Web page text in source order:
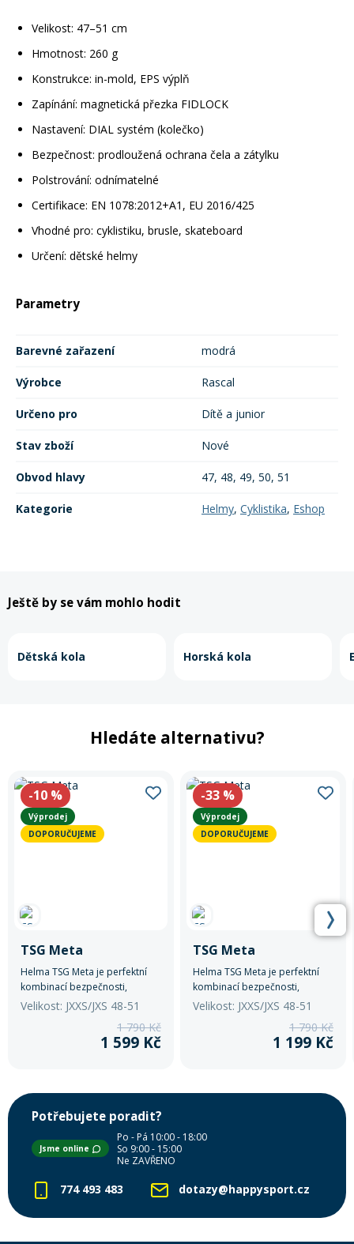
Velikost: 47–51 cm
Hmotnost: 260 g
Konstrukce: in-mold, EPS výplň
Zapínání: magnetická přezka FIDLOCK
Nastavení: DIAL systém (kolečko)
Bezpečnost: prodloužená ochrana čela a zátylku
Polstrování: odnímatelné
Certifikace: EN 1078:2012+A1, EU 2016/425
Vhodné pro: cyklistiku, brusle, skateboard
Určení: dětské helmy
Parametry
Barevné zařazení modrá
Výrobce Rascal
Určeno pro Dítě a junior
Stav zboží Nové
Obvod hlavy 47, 48, 49, 50, 51
Kategorie Helmy, Cyklistika, Eshop
Ještě by se vám mohlo hodit
Dětská kola Horská kola
Hledáte alternativu?
-10 %
Výprodej
DOPORUČUJEME
TSG Meta
Helma TSG Meta je perfektní
kombinací bezpečnosti,
komfortu a stylu.
Velikost: JXXS/JXS 48-51
1 790 Kč
1 599 Kč
-33 %
Výprodej
DOPORUČUJEME
TSG Meta
Helma TSG Meta je perfektní
kombinací bezpečnosti,
komfortu a stylu.
Velikost: JXXS/JXS 48-51
1 790 Kč
1 199 Kč
Potřebujete poradit?
Jsme online
Po - Pá 10:00 - 18:00
So 9:00 - 15:00
Ne ZAVŘENO
774 493 483 dotazy@happysport.cz